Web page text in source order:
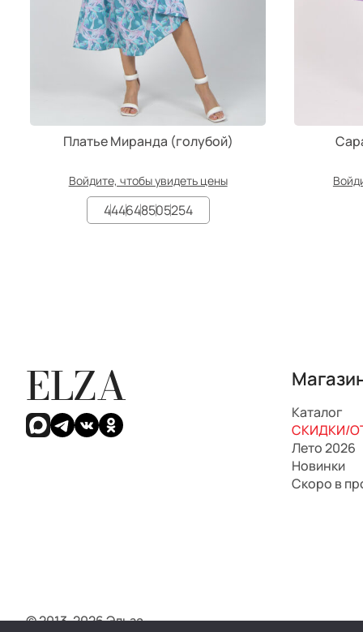
Платье Миранда (голубой)
Войдите, чтобы увидеть цены
444648505254
ELZA
Каталог
СКИДКИ/
Лето 2026
Новинки
Скоро в
© 2013-2026 Эльза.